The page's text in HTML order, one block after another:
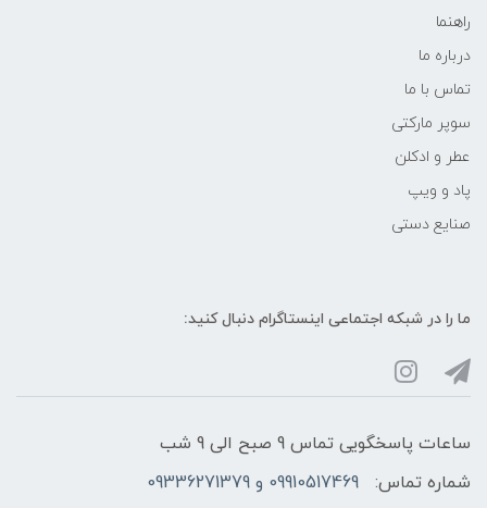
راهنما
درباره ما
تماس با ما
سوپر مارکتی
عطر و ادکلن
پاد و ویپ
صنایع دستی
ما را در شبکه‌ اجتماعی اینستاگرام دنبال کنید:
ساعات پاسخگویی تماس 9 صبح الی 9 شب
شماره تماس:
09910517469 و 09336271379